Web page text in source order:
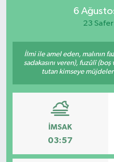
6
23
İlmi ile amel eden, malının
sadakasını veren), fuzûlî
tutan kimseye
İMSAK
03:57
Son Dakika Haberleri